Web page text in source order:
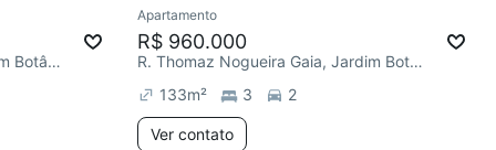
Av. Professor João Fiúsa, Jardim Botânico
Apartamento
R$ 960.000
R. Thomaz Nogueira Gaia, Jardim Botânico
133m² 3 2
Ver contato